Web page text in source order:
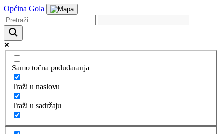
Općina Gola
Samo točna podudaranja
Traži u naslovu
Traži u sadržaju